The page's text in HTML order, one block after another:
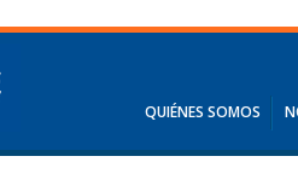
QUIÉNES SOMOS